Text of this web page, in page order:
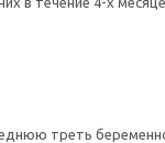
треть